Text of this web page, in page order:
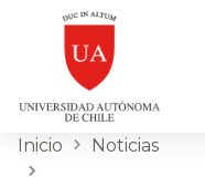
Inicio Noticias